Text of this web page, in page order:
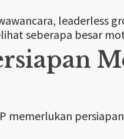
leaderless
seberapa besar
memerlukan